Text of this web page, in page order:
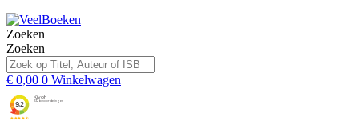
Zoeken
Zoeken
€ 0,00 0 Winkelwagen